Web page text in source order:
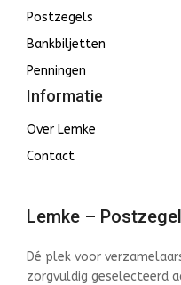
Postzegels
Bankbiljetten
Penningen
Informatie
Over Lemke
Contact
Lemke –
Dé plek voor
zorgvuldig geselecteerd